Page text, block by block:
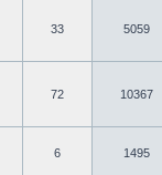
33 5059
72 10367
6 1495